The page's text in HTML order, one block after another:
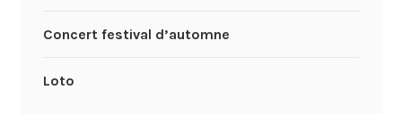
Concert festival d’automne
Loto